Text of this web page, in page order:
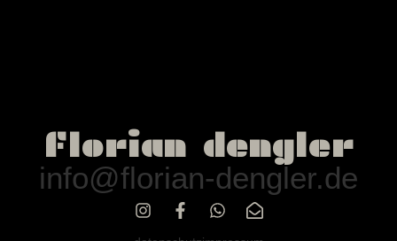
florian dengler
info@florian-dengler.de